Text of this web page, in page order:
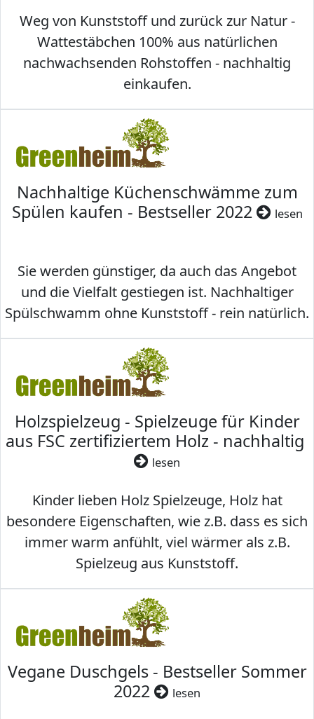
Weg von Kunststoff und zurück zur Natur -
Wattestäbchen 100% aus natürlichen
nachwachsenden Rohstoffen - nachhaltig
einkaufen.
Nachhaltige Küchenschwämme zum
Spülen kaufen - Bestseller 2022
lesen
Sie werden günstiger, da auch das Angebot
und die Vielfalt gestiegen ist. Nachhaltiger
Spülschwamm ohne Kunststoff - rein natürlich.
Holzspielzeug - Spielzeuge für Kinder
aus FSC zertifiziertem Holz - nachhaltig
lesen
Kinder lieben Holz Spielzeuge, Holz hat
besondere Eigenschaften, wie z.B. dass es sich
immer warm anfühlt, viel wärmer als z.B.
Spielzeug aus Kunststoff.
Vegane Duschgels - Bestseller Sommer
2022
lesen